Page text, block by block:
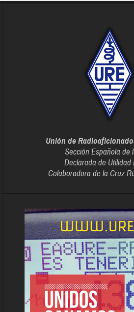
Unión de
Sección Española de
Declarada de Utilidad
Colaboradora de la Cruz